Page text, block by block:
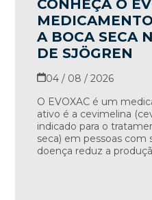
CONHEÇA O
A BOCA SECA
DE SJÖGREN
04 / 08 / 2026
O EVOXAC é um
ativo é a cevimelina
indicado para o
seca) em pessoas com
doença reduz a